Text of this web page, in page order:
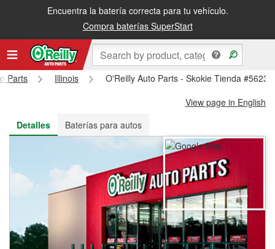
Encuentra la batería correcta para tu vehículo.
Compra baterías SuperStart
Recibe tu orden gratis al día siguiente o recógela en la tienda
Parts Illinois
O'Reilly Auto Parts - Skokie Tienda #5623
View page in English
Detalles
Baterías para autos